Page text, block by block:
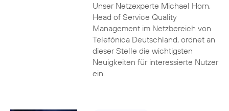
Unser Netzexperte Michael Horn,
Head of Service Quality
Management im Netzbereich von
Telefónica Deutschland, ordnet an
dieser Stelle die wichtigsten
Neuigkeiten für interessierte Nutzer
ein.